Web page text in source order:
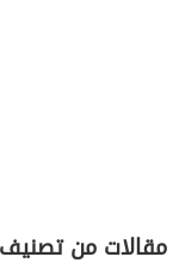
مقالات من تصنيف